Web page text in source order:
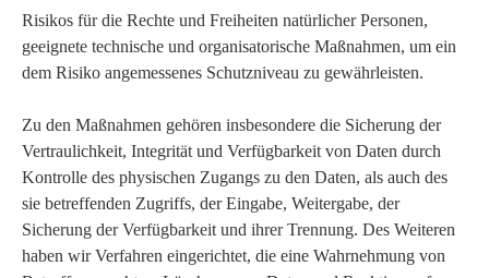
Risikos für die Rechte und Freiheiten natürlicher Personen,
geeignete technische und organisatorische Maßnahmen, um ein
dem Risiko angemessenes Schutzniveau zu gewährleisten.
Zu den Maßnahmen gehören insbesondere die Sicherung der
Vertraulichkeit, Integrität und Verfügbarkeit von Daten durch
Kontrolle des physischen Zugangs zu den Daten, als auch des
sie betreffenden Zugriffs, der Eingabe, Weitergabe, der
Sicherung der Verfügbarkeit und ihrer Trennung. Des Weiteren
haben wir Verfahren eingerichtet, die eine Wahrnehmung von